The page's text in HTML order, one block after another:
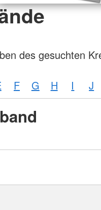
des gesuchten
F G H I J